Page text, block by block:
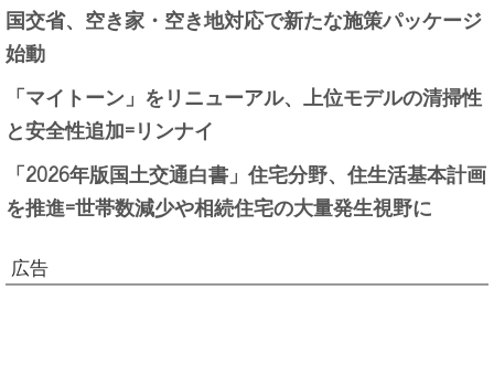
国交省、空き家・空き地対応で新たな施策パッケージ
始動
「マイトーン」をリニューアル、上位モデルの清掃性
と安全性追加=リンナイ
「2026年版国土交通白書」住宅分野、住生活基本計画
を推進=世帯数減少や相続住宅の大量発生視野に
広告